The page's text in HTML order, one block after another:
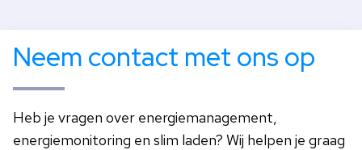
Neem contact met ons op
Heb je vragen over energiemanagement,
energiemonitoring en slim laden? Wij helpen je graag